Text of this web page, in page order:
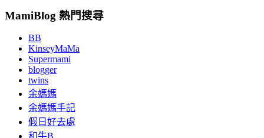
MamiBlog 熱門搜尋
BB
KinseyMaMa
Supermami
blogger
twins
余媽媽
余媽媽手記
假日好去處